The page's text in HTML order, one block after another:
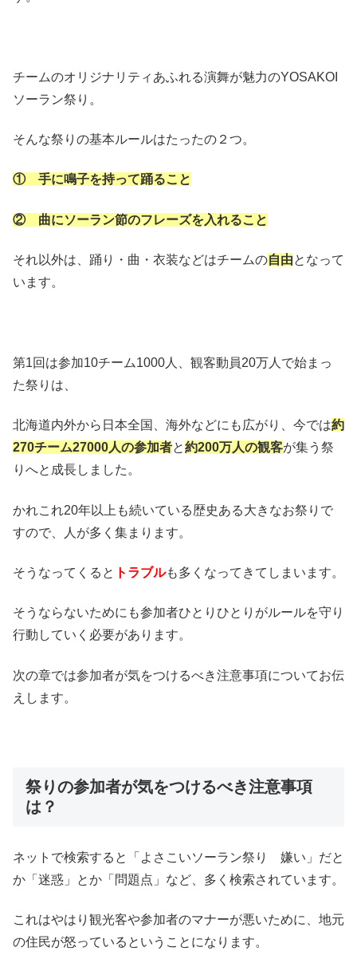
チームのオリジナリティあふれる演舞が魅力のYOSAKOI
ソーラン祭り。
そんな祭りの基本ルールはたったの２つ。
① 手に鳴子を持って踊ること
② 曲にソーラン節のフレーズを入れること
それ以外は、踊り・曲・衣装などはチームの自由となって
います。
第1回は参加10チーム1000人、観客動員20万人で始まっ
た祭りは、
北海道内外から日本全国、海外などにも広がり、今では約
270チーム27000人の参加者と約200万人の観客が集う祭
りへと成長しました。
かれこれ20年以上も続いている歴史ある大きなお祭りで
すので、人が多く集まります。
そうなってくると トラブルも多くなってきてしまいます。
そうならないためにも参加者ひとりひとりがルールを守り
行動していく必要があります。
次の章では参加者が気をつけるべき注意事項についてお伝
えします。
祭りの参加者が気をつけるべき注意事項
は？
ネットで検索すると「よさこいソーラン祭り 嫌い」だと
か「迷惑」とか「問題点」など、多く検索されています。
これはやはり観光客や参加者のマナーが悪いために、地元
の住民が怒っているということになります。